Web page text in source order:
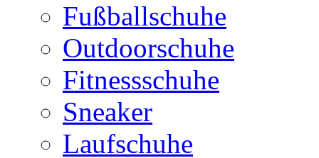
Fußballschuhe
Outdoorschuhe
Fitnessschuhe
Sneaker
Laufschuhe